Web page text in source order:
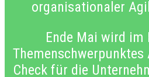
organisationaler
Ende Mai wird im
Check für die